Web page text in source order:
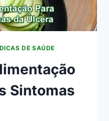
DICAS DE SAÚDE
Sintomas